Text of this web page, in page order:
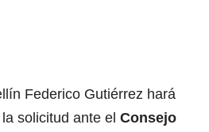
Federico Gutiérrez hará
solicitud ante el Consejo